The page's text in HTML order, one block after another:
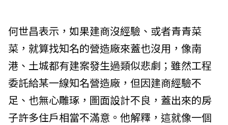
何世昌表示，如果建商沒經驗、或者青青菜
菜，就算找知名的營造廠來蓋也沒用，像南
港、土城都有建案發生過類似悲劇；雖然工程
委託給某一線知名營造廠，但因建商經驗不
足、也無心雕琢，圖面設計不良，蓋出來的房
子許多住戶相當不滿意。他解釋，這就像一個